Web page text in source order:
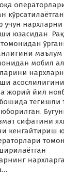
кўрсатилаётган
учун нархларни
юзасидан
томонидан
маълум
мобил
жорий йил
тегишли
сифатини
кенгайтириш